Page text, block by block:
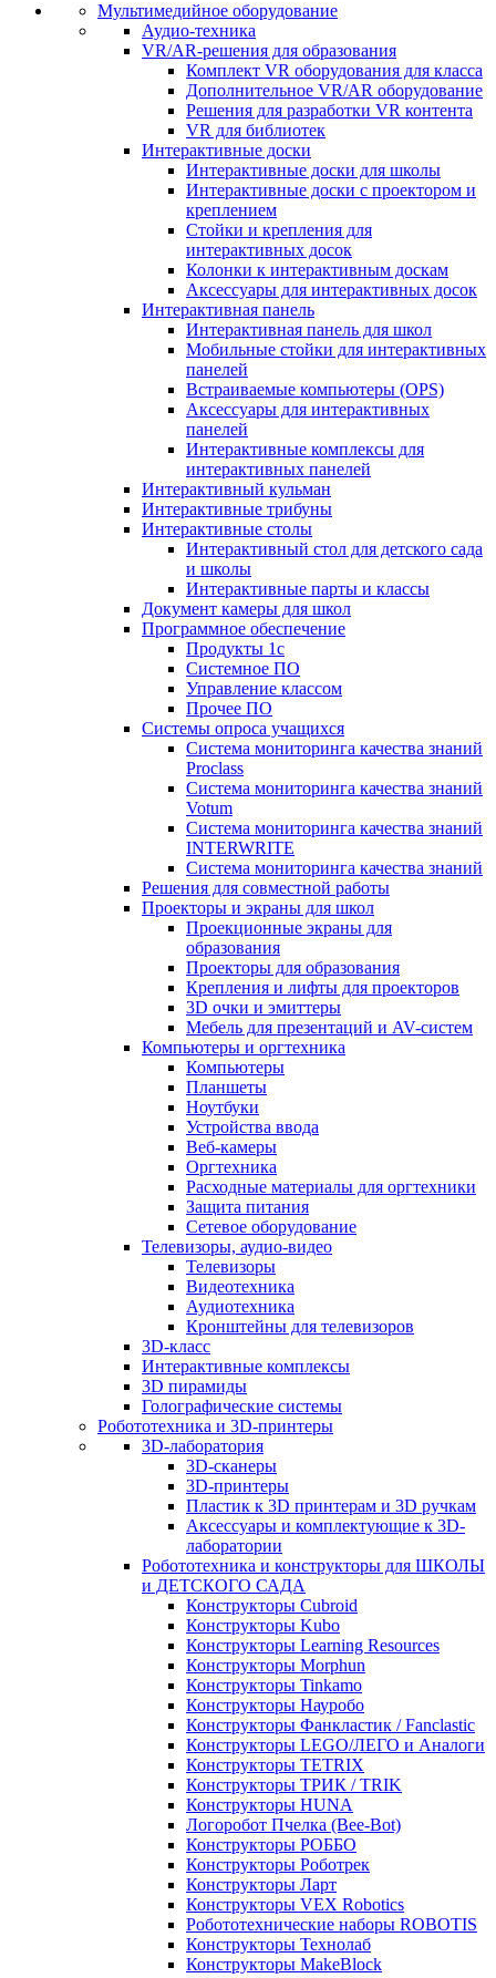
Мультимедийное оборудование
Аудио-техника
VR/AR-решения для образования
Комплект VR оборудования для класса
Дополнительное VR/AR оборудование
Решения для разработки VR контента
VR для библиотек
Интерактивные доски
Интерактивные доски для школы
Интерактивные доски с проектором и
креплением
Стойки и крепления для
интерактивных досок
Колонки к интерактивным доскам
Аксессуары для интерактивных досок
Интерактивная панель
Интерактивная панель для школ
Мобильные стойки для интерактивных
панелей
Встраиваемые компьютеры (OPS)
Аксессуары для интерактивных
панелей
Интерактивные комплексы для
интерактивных панелей
Интерактивный кульман
Интерактивные трибуны
Интерактивные столы
Интерактивный стол для детского сада
и школы
Интерактивные парты и классы
Документ камеры для школ
Программное обеспечение
Продукты 1с
Системное ПО
Управление классом
Прочее ПО
Системы опроса учащихся
Система мониторинга качества знаний
Proclass
Система мониторинга качества знаний
Votum
Система мониторинга качества знаний
INTERWRITE
Система мониторинга качества знаний
Решения для совместной работы
Проекторы и экраны для школ
Проекционные экраны для
образования
Проекторы для образования
Крепления и лифты для проекторов
3D очки и эмиттеры
Мебель для презентаций и AV-систем
Компьютеры и оргтехника
Компьютеры
Планшеты
Ноутбуки
Устройства ввода
Веб-камеры
Оргтехника
Расходные материалы для оргтехники
Защита питания
Сетевое оборудование
Телевизоры, аудио-видео
Телевизоры
Видеотехника
Аудиотехника
Кронштейны для телевизоров
3D-класс
Интерактивные комплексы
3D пирамиды
Голографические системы
Робототехника и 3D-принтеры
3D-лаборатория
3D-сканеры
3D-принтеры
Пластик к 3D принтерам и 3D ручкам
Аксессуары и комплектующие к 3D-
лаборатории
Робототехника и конструкторы для ШКОЛЫ
и ДЕТСКОГО САДА
Конструкторы Cubroid
Конструкторы Kubo
Конструкторы Learning Resources
Конструкторы Morphun
Конструкторы Tinkamo
Конструкторы Науробо
Конструкторы Фанкластик / Fanclastic
Конструкторы LEGO/ЛЕГО и Аналоги
Конструкторы TETRIX
Конструкторы ТРИК / TRIK
Конструкторы HUNA
Логоробот Пчелка (Bee-Bot)
Конструкторы РОББО
Конструкторы Роботрек
Конструкторы Ларт
Конструкторы VEX Robotics
Робототехнические наборы ROBOTIS
Конструкторы Технолаб
Конструкторы MakeBlock